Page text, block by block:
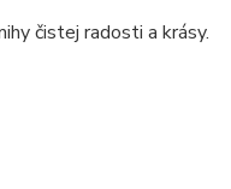
čistej radosti a krásy.